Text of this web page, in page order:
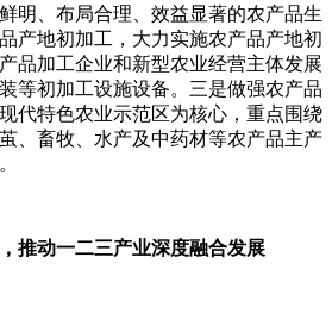
明、布局合理、效益显著的农产品生
产地初加工，大力实施农产品产地初
品加工企业和新型农业经营主体发展
等初加工设施设备。三是做强农产品
代特色农业示范区为核心，重点围绕
、畜牧、水产及中药材等农产品主产
动一二三产业深度融合发展